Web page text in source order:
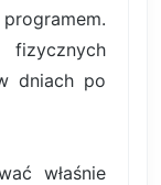
fizycznych
dniach po
właśnie